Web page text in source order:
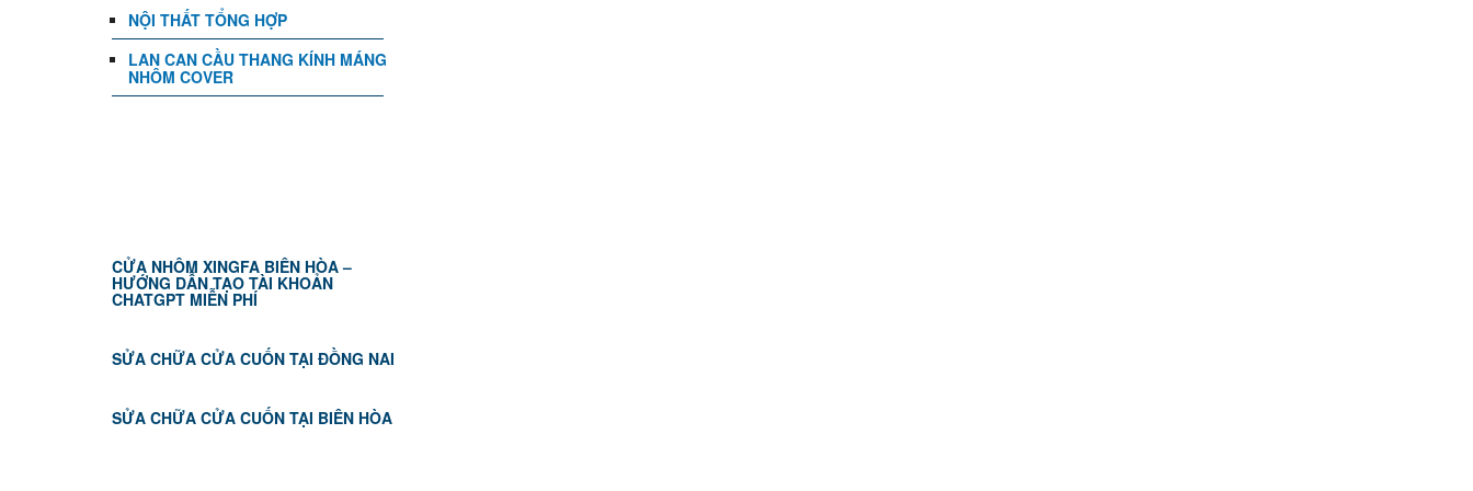
NỘI THẤT TỔNG HỢP
LAN CAN CẦU THANG KÍNH MÁNG
NHÔM COVER
CỬA NHÔM XINGFA BIÊN HÒA –
HƯỚNG DẪN TẠO TÀI KHOẢN
CHATGPT MIỄN PHÍ
SỬA CHỮA CỬA CUỐN TẠI ĐỒNG NAI
SỬA CHỮA CỬA CUỐN TẠI BIÊN HÒA